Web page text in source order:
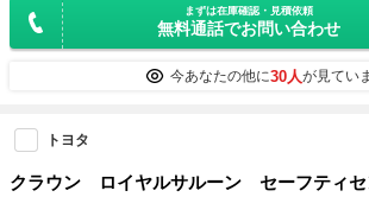
まずは在庫確認・見積依頼
無料通話でお問い合わせ
今あなたの他に30人が見てい
トヨタ
クラウン ロイヤルサルーン セーフティ